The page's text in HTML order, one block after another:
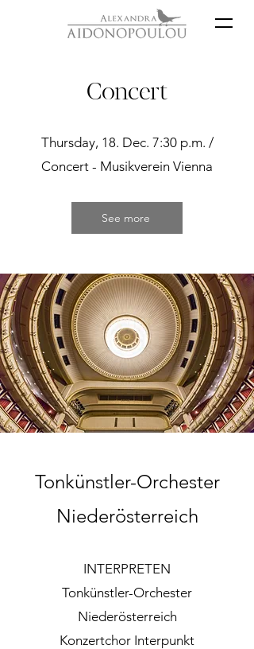
Concert
Thursday, 18. Dec. 7:30 p.m. /
Concert - Musikverein Vienna
See more
Tonkünstler-Orchester
Niederösterreich
INTERPRETEN
Tonkünstler-Orchester
Niederösterreich
Konzertchor Interpunkt